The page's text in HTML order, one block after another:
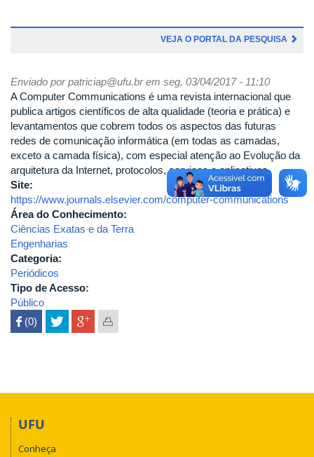
VEJA O PORTAL DA PESQUISA
Enviado porpatriciap@ufu.brem seg, 03/04/2017 - 11:10
A Computer Communications é uma revista internacional que
publica artigos científicos de alta qualidade (teoria e prática) e
levantamentos que cobrem todos os aspectos das futuras
redes de comunicação informática (em todas as camadas,
exceto a camada física), com especial atenção ao Evolução da
arquitetura da Internet, protocolos, serviços e aplicativos.
Site:
https://www.journals.elsevier.com/computer-communications
Área do Conhecimento:
Ciências Exatas e da Terra
Engenharias
Categoria:
Periódicos
Tipo de Acesso:
Público
 (0)
UFU
Conheça